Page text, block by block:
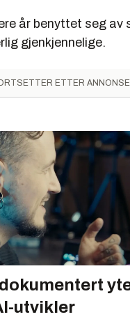
år benyttet seg
gjenkjennelige.
ETTER
utvikler